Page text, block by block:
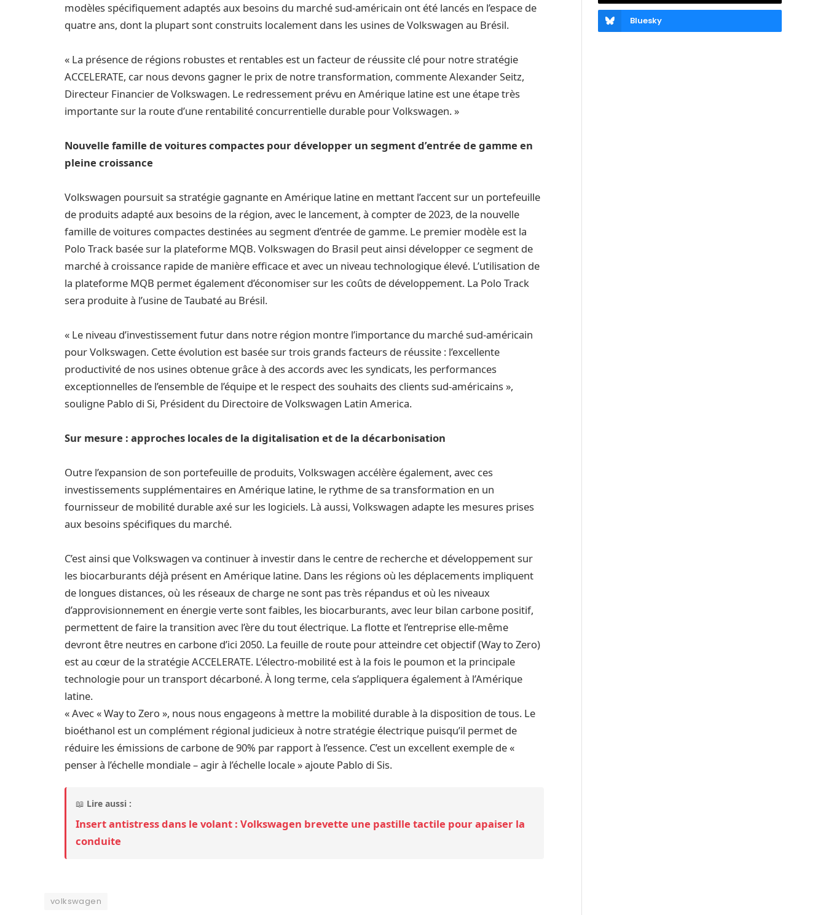
modèles spécifiquement adaptés aux besoins du marché sud-américain ont été lancés en l’espace de
quatre ans, dont la plupart sont construits localement dans les usines de Volkswagen au Brésil.
« La présence de régions robustes et rentables est un facteur de réussite clé pour notre stratégie
ACCELERATE, car nous devons gagner le prix de notre transformation, commente Alexander Seitz,
Directeur Financier de Volkswagen. Le redressement prévu en Amérique latine est une étape très
importante sur la route d’une rentabilité concurrentielle durable pour Volkswagen. »
Nouvelle famille de voitures compactes pour développer un segment d’entrée de gamme en
pleine croissance
Volkswagen poursuit sa stratégie gagnante en Amérique latine en mettant l’accent sur un portefeuille
de produits adapté aux besoins de la région, avec le lancement, à compter de 2023, de la nouvelle
famille de voitures compactes destinées au segment d’entrée de gamme. Le premier modèle est la
Polo Track basée sur la plateforme MQB. Volkswagen do Brasil peut ainsi développer ce segment de
marché à croissance rapide de manière efficace et avec un niveau technologique élevé. L’utilisation de
la plateforme MQB permet également d’économiser sur les coûts de développement. La Polo Track
sera produite à l’usine de Taubaté au Brésil.
« Le niveau d’investissement futur dans notre région montre l’importance du marché sud-américain
pour Volkswagen. Cette évolution est basée sur trois grands facteurs de réussite : l’excellente
productivité de nos usines obtenue grâce à des accords avec les syndicats, les performances
exceptionnelles de l’ensemble de l’équipe et le respect des souhaits des clients sud-américains »,
souligne Pablo di Si, Président du Directoire de Volkswagen Latin America.
Sur mesure : approches locales de la digitalisation et de la décarbonisation
Outre l’expansion de son portefeuille de produits, Volkswagen accélère également, avec ces
investissements supplémentaires en Amérique latine, le rythme de sa transformation en un
fournisseur de mobilité durable axé sur les logiciels. Là aussi, Volkswagen adapte les mesures prises
aux besoins spécifiques du marché.
C’est ainsi que Volkswagen va continuer à investir dans le centre de recherche et développement sur
les biocarburants déjà présent en Amérique latine. Dans les régions où les déplacements impliquent
de longues distances, où les réseaux de charge ne sont pas très répandus et où les niveaux
d’approvisionnement en énergie verte sont faibles, les biocarburants, avec leur bilan carbone positif,
permettent de faire la transition avec l’ère du tout électrique. La flotte et l’entreprise elle-même
devront être neutres en carbone d’ici 2050. La feuille de route pour atteindre cet objectif (Way to Zero)
est au cœur de la stratégie ACCELERATE. L’électro-mobilité est à la fois le poumon et la principale
technologie pour un transport décarboné. À long terme, cela s’appliquera également à l’Amérique
latine.
« Avec « Way to Zero », nous nous engageons à mettre la mobilité durable à la disposition de tous. Le
bioéthanol est un complément régional judicieux à notre stratégie électrique puisqu’il permet de
réduire les émissions de carbone de 90% par rapport à l’essence. C’est un excellent exemple de «
penser à l’échelle mondiale – agir à l’échelle locale » ajoute Pablo di Sis.
📖 Lire aussi :
Insert antistress dans le volant : Volkswagen brevette une pastille tactile pour apaiser la
conduite
volkswagen
Bluesky